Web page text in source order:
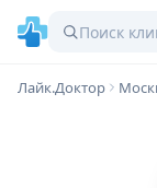
Лайк.Доктор